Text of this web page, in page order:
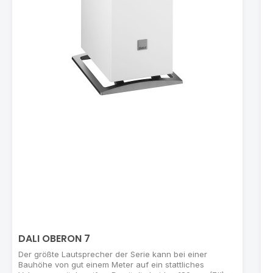
DALI OBERON 7
Der größte Lautsprecher der Serie kann bei einer
Bauhöhe von gut einem Meter auf ein stattliches